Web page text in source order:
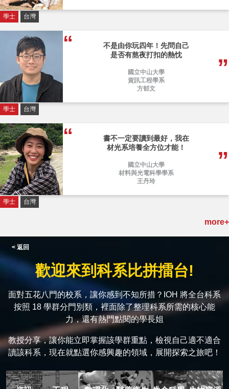
學士 台灣
不是由你玩四年！先問自己
是否有熬夜打扣的熱忱
國立中山大學
資訊工程學系
方郁文
學士 台灣
書不一定要讀到最好，我在
材光系培養全方位才能！
國立中山大學
材料與光電科學學系
王丹玲
學士 台灣
more+
< 返回
歡迎來到科系比拼擂台!
面對五花八門的校系，讓你感到不知所措？IOH 將全台科系
按照 18 學群分門別類，裡面除了整理科系所需的核心能
力，還有熱門點閱的學長姐
教授分享，讓你能立即掌握該學群重點，檢視自己適不適合
讀該科系，現在就點選你感興趣的領域，展開探索之旅吧！